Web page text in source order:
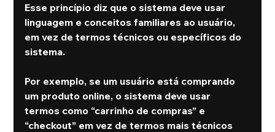
Esse princípio diz que o sistema deve usar
linguagem e conceitos familiares ao usuário,
em vez de termos técnicos ou específicos do
sistema.
Por exemplo, se um usuário está comprando
um produto online, o sistema deve usar
termos como “carrinho de compras” e
“checkout” em vez de termos mais técnicos